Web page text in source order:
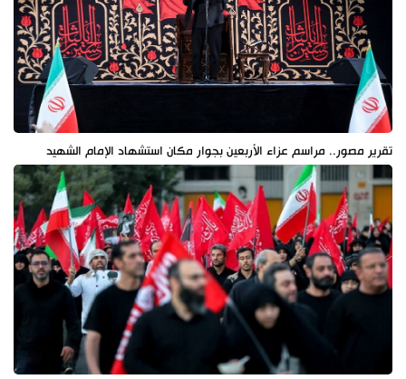
تقرير مصور.. مراسم عزاء الأربعين بجوار مكان استشهاد الإمام الشهيد